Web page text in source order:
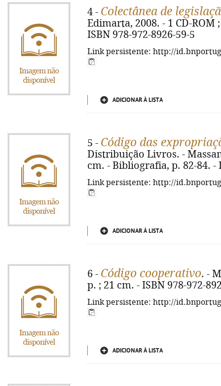
4 - Colectânea de
Edimarta, 2008. - 1 CD-
ISBN 978-972-8926-59-5
Link persistente: http://
ADICIONAR À LISTA
5 - Código das
Distribuição Livros. -
cm. - Bibliografia, p. 82-84. -
Link persistente: http://
ADICIONAR À LISTA
6 - Código cooperativo. -
p. ; 21 cm. - ISBN 978-972-
Link persistente: http://
ADICIONAR À LISTA